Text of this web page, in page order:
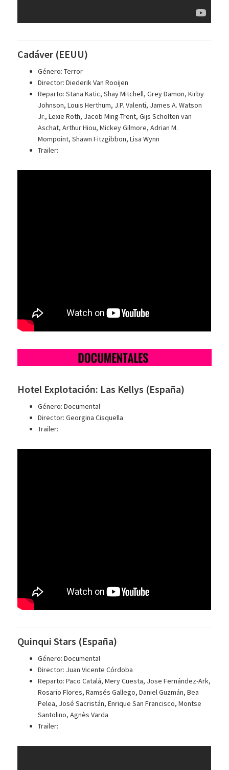
Cadáver (EEUU)
Género: Terror
Director: Diederik Van Rooijen
Reparto: Stana Katic, Shay Mitchell, Grey Damon, Kirby
Johnson, Louis Herthum, J.P. Valenti, James A. Watson
Jr., Lexie Roth, Jacob Ming-Trent, Gijs Scholten van
Aschat, Arthur Hiou, Mickey Gilmore, Adrian M.
Mompoint, Shawn Fitzgibbon, Lisa Wynn
Trailer:
Hotel Explotación: Las Kellys (España)
Género: Documental
Director: Georgina Cisquella
Trailer:
Quinqui Stars (España)
Género: Documental
Director: Juan Vicente Córdoba
Reparto: Paco Catalá, Mery Cuesta, Jose Fernández-Ark,
Rosario Flores, Ramsés Gallego, Daniel Guzmán, Bea
Pelea, José Sacristán, Enrique San Francisco, Montse
Santolino, Agnès Varda
Trailer: